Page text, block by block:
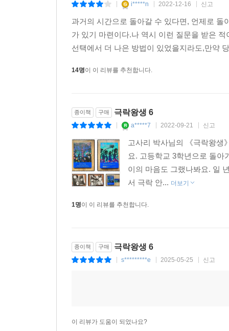
i*****n 2022-12-16 신고
과거의 시간으로 돌아갈 수 있다면, 언제로
가 있기 마련이다.나 역시 이런 질문을 받은
선택에서 더 나은 방법이 있었을지라도,만약
14명이 이 리뷰를 추천합니다.
종이책 구매 극락왕생 6
a*****7 2022-09-21 신고
고사리 박사님의 《극락왕생
요. 고등학교 3학년으로 돌아
이의 마음도 그랬나봐요. 일
서 극락 안... 더보기
1명이 이 리뷰를 추천합니다.
종이책 구매 극락왕생 6
s*********e 2025-05-25 신고
이 리뷰가 도움이 되었나요?